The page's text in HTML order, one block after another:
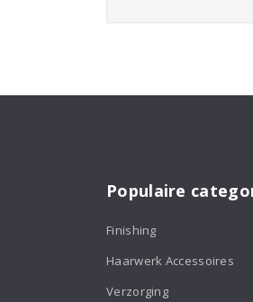
Populaire
Finishing
Haarwerk Accessoires
Verzorging